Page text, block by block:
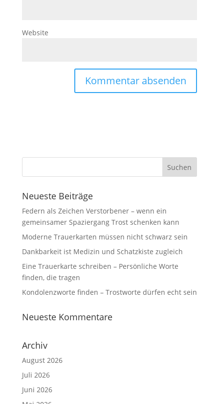
Website
Neueste Beiträge
Federn als Zeichen Verstorbener – wenn ein
gemeinsamer Spaziergang Trost schenken kann
Moderne Trauerkarten müssen nicht schwarz sein
Dankbarkeit ist Medizin und Schatzkiste zugleich
Eine Trauerkarte schreiben – Persönliche Worte
finden, die tragen
Kondolenzworte finden – Trostworte dürfen echt sein
Neueste Kommentare
Archiv
August 2026
Juli 2026
Juni 2026